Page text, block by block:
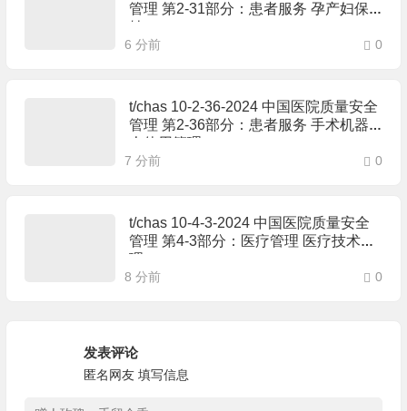
管理 第2-31部分：患者服务 孕产妇保
健
6 分前 0
t/chas 10-2-36-2024 中国医院质量安全
管理 第2-36部分：患者服务 手术机器
人使用管理
7 分前 0
t/chas 10-4-3-2024 中国医院质量安全
管理 第4-3部分：医疗管理 医疗技术管
理
8 分前 0
发表评论
匿名网友 填写信息